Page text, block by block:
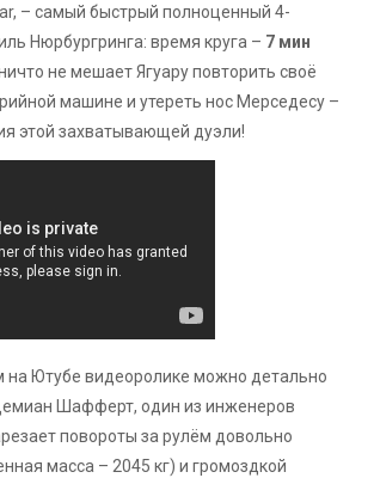
– самый быстрый полноценный 4-
Нюрбургринга: время круга – 7 мин
не мешает Ягуару повторить своё
машине и утереть нос Мерседесу –
этой захватывающей дуэли!
на Ютубе видеоролике можно детально
Шафферт, один из инженеров
повороты за рулём довольно
масса – 2045 кг) и громоздкой